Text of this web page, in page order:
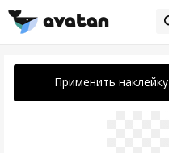
Применить наклейку